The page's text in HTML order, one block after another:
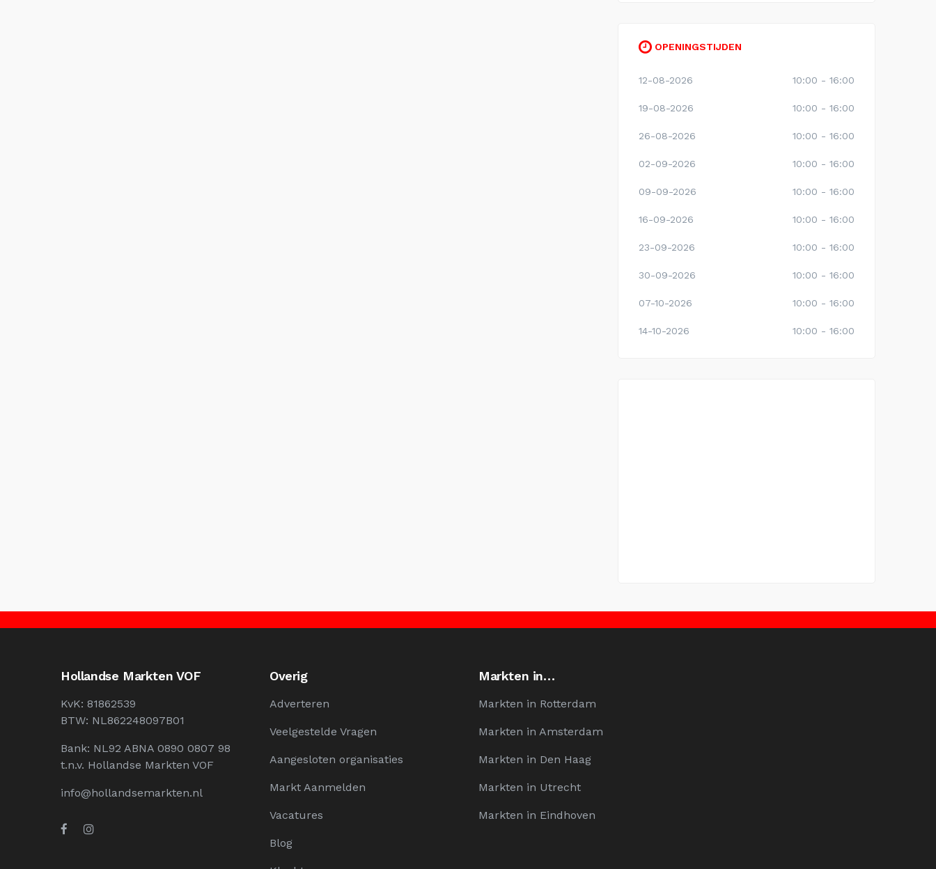
OPENINGSTIJDEN
12-08-2026 10:00 - 16:00
19-08-2026 10:00 - 16:00
26-08-2026 10:00 - 16:00
02-09-2026 10:00 - 16:00
09-09-2026 10:00 - 16:00
16-09-2026 10:00 - 16:00
23-09-2026 10:00 - 16:00
30-09-2026 10:00 - 16:00
07-10-2026 10:00 - 16:00
14-10-2026 10:00 - 16:00
Hollandse Markten VOF
KvK: 81862539
BTW: NL862248097B01
Bank: NL92 ABNA 0890 0807 98
t.n.v. Hollandse Markten VOF
info@hollandsemarkten.nl
Overig
Adverteren
Veelgestelde Vragen
Aangesloten organisaties
Markt Aanmelden
Vacatures
Blog
Markten in…
Markten in Rotterdam
Markten in Amsterdam
Markten in Den Haag
Markten in Utrecht
Markten in Eindhoven